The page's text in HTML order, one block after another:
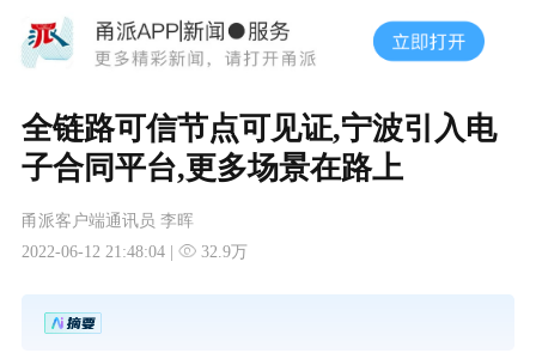
全链路可信节点可见证,宁波引入电
子合同平台,更多场景在路上
甬派客户端通讯员 李晖
2022-06-12 21:48:04 |
32.9万